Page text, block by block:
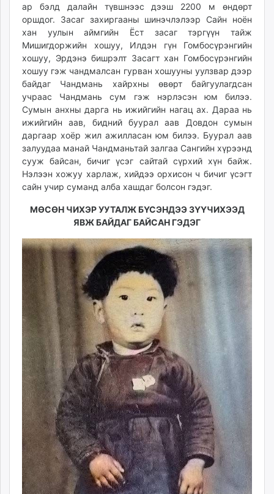
ар бэлд далайн түвшнээс дээш 2200 м өндөрт
оршдог. Засаг захиргааны шинэчлэлээр Сайн ноён
хан уулын аймгийн Ёст засаг тэргүүн тайж
Мишигдоржийн хошуу, Илдэн гүн Гомбосүрэнгийн
хошуу, Эрдэнэ бишрэлт Засагт хан Гомбосүрэнгийн
хошуу гэж чандмалсан гурван хошууны уулзвар дээр
байдаг Чандмань хайрхны өвөрт байгуулагдсан
учраас Чандмань сум гэж нэрлэсэн юм билээ.
Сумын анхны дарга нь ижийгийн нагац ах. Дараа нь
ижийгийн аав, бидний буурал аав Довдон сумын
даргаар хоёр жил ажилласан юм билээ. Буурал аав
залуудаа манай Чандманьтай залгаа Сангийн хүрээнд
сууж байсан, бичиг үсэг сайтай сүрхий хүн байж.
Нэлээн хожуу харлаж, хийдээ орхисон ч бичиг үсэгт
сайн учир суманд алба хашдаг болсон гэдэг.
МӨСӨН ЧИХЭР УУТАЛЖ БҮСЭНДЭЭ ЗҮҮЧИХЭЭД
ЯВЖ БАЙДАГ БАЙСАН ГЭДЭГ